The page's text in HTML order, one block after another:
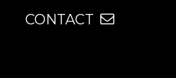
CONTACT